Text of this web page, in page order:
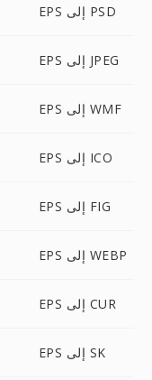
EPS إلى PSD
EPS إلى JPEG
EPS إلى WMF
EPS إلى ICO
EPS إلى FIG
EPS إلى WEBP
EPS إلى CUR
EPS إلى SK